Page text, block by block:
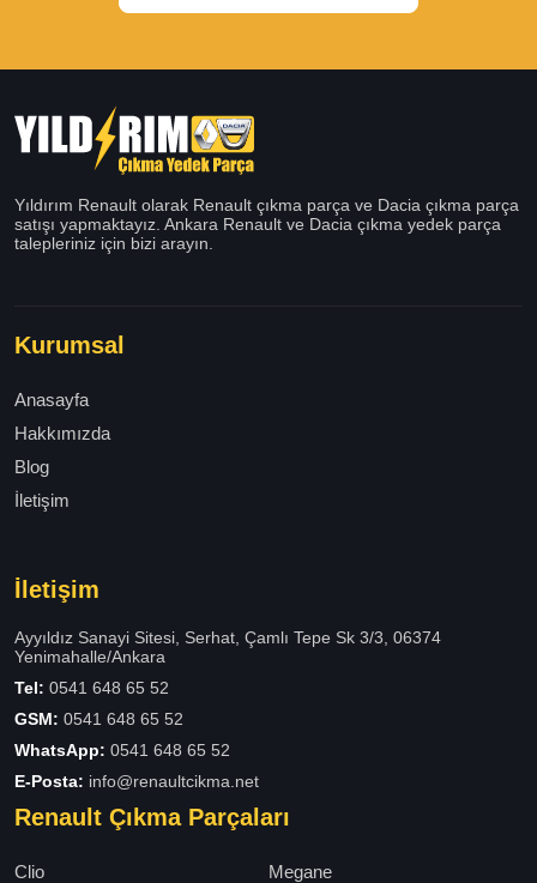
Yıldırım Renault olarak Renault çıkma parça ve Dacia çıkma parça
satışı yapmaktayız. Ankara Renault ve Dacia çıkma yedek parça
talepleriniz için bizi arayın.
Kurumsal
Anasayfa
Hakkımızda
Blog
İletişim
İletişim
Ayyıldız Sanayi Sitesi, Serhat, Çamlı Tepe Sk 3/3, 06374
Yenimahalle/Ankara
Tel: 0541 648 65 52
GSM: 0541 648 65 52
WhatsApp: 0541 648 65 52
E-Posta: info@renaultcikma.net
Renault Çıkma Parçaları
Clio
Megane